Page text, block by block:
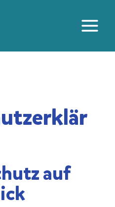
Menu
auf